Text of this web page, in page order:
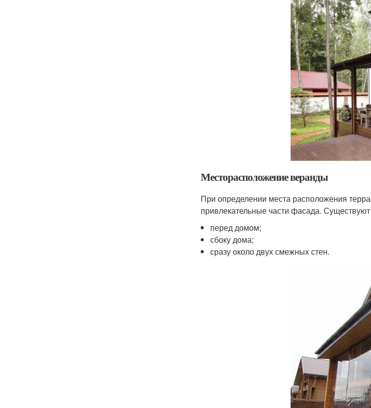
Месторасположение веранды
При определении места расположения
привлекательные части фасада.
перед домом;
сбоку дома;
сразу около двух смежных стен.